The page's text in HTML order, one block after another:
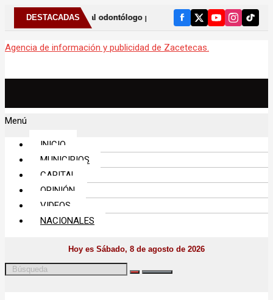
DESTACADAS
al odontólogo puede ayudar a detectar el bruxismo
Agencia de información y publicidad de Zacetecas.
Menú
INICIO
MUNICIPIOS
CAPITAL
OPINIÓN
VIDEOS
NACIONALES
Hoy es Sábado, 8 de agosto de 2026